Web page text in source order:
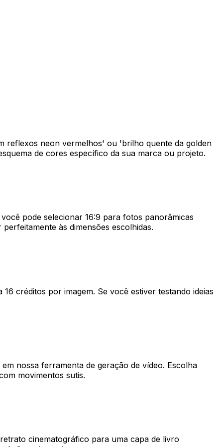
reflexos neon vermelhos' ou 'brilho quente da golden
de cores específico da sua marca ou projeto.
pode selecionar 16:9 para fotos panorâmicas
às dimensões escolhidas.
créditos por imagem. Se você estiver testando ideias
nossa ferramenta de geração de vídeo. Escolha
movimentos sutis.
cinematográfico para uma capa de livro